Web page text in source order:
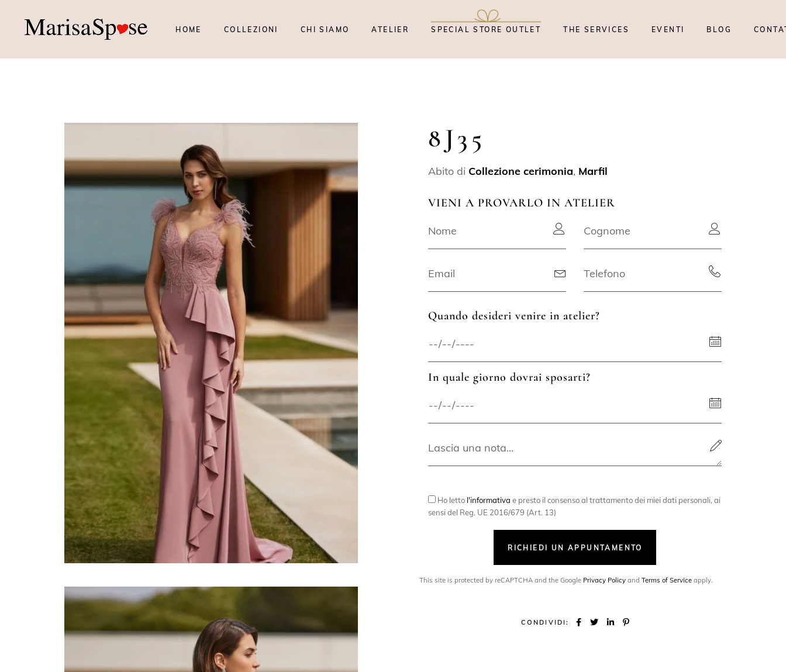
HOME COLLEZIONI CHI SIAMO ATELIER SPECIAL STORE OUTLET THE SERVICES EVENTI BLOG
8J35
Abito di Collezione cerimonia, Marfil
VIENI A PROVARLO IN ATELIER
Quando desideri venire in atelier?
In quale giorno dovrai sposarti?
Ho letto l'informativa e presto il consenso al trattamento dei miei dati personali, ai
sensi del Reg. UE 2016/679 (Art. 13)
RICHIEDI UN APPUNTAMENTO
This site is protected by reCAPTCHA and the Google Privacy Policy and Terms of Service apply.
CONDIVIDI: